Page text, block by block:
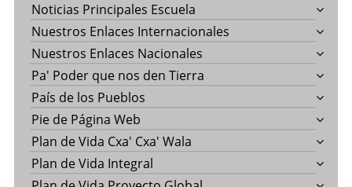
Noticias Principales Escuela
Nuestros Enlaces Internacionales
Nuestros Enlaces Nacionales
Pa' Poder que nos den Tierra
País de los Pueblos
Pie de Página Web
Plan de Vida Cxa' Cxa' Wala
Plan de Vida Integral